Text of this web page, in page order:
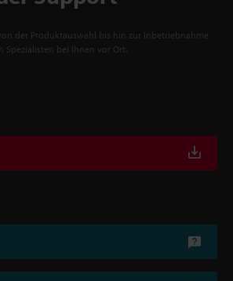
der Produktauswahl bis hin zur Inbetriebnahme
bei Ihnen vor Ort.